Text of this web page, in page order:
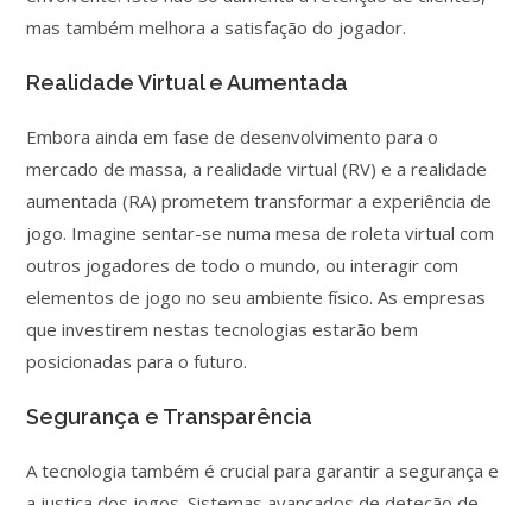
mas também melhora a satisfação do jogador.
Realidade Virtual e Aumentada
Embora ainda em fase de desenvolvimento para o
mercado de massa, a realidade virtual (RV) e a realidade
aumentada (RA) prometem transformar a experiência de
jogo. Imagine sentar-se numa mesa de roleta virtual com
outros jogadores de todo o mundo, ou interagir com
elementos de jogo no seu ambiente físico. As empresas
que investirem nestas tecnologias estarão bem
posicionadas para o futuro.
Segurança e Transparência
A tecnologia também é crucial para garantir a segurança e